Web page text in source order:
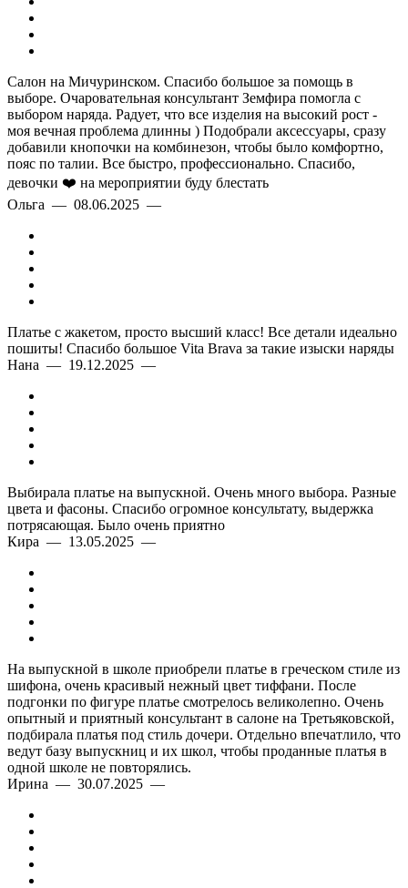
Салон на Мичуринском. Спасибо большое за помощь в
выборе. Очаровательная консультант Земфира помогла с
выбором наряда. Радует, что все изделия на высокий рост -
моя вечная проблема длинны ) Подобрали аксессуары, сразу
добавили кнопочки на комбинезон, чтобы было комфортно,
пояс по талии. Все быстро, профессионально. Спасибо,
девочки ❤️ на мероприятии буду блестать
Ольга — 08.06.2025 —
Платье с жакетом, просто высший класс! Все детали идеально
пошиты! Спасибо большое Vita Brava за такие изыски наряды
Нана — 19.12.2025 —
Выбирала платье на выпускной. Очень много выбора. Разные
цвета и фасоны. Спасибо огромное консультату, выдержка
потрясающая. Было очень приятно
Кира — 13.05.2025 —
На выпускной в школе приобрели платье в греческом стиле из
шифона, очень красивый нежный цвет тиффани. После
подгонки по фигуре платье смотрелось великолепно. Очень
опытный и приятный консультант в салоне на Третьяковской,
подбирала платья под стиль дочери. Отдельно впечатлило, что
ведут базу выпускниц и их школ, чтобы проданные платья в
одной школе не повторялись.
Ирина — 30.07.2025 —